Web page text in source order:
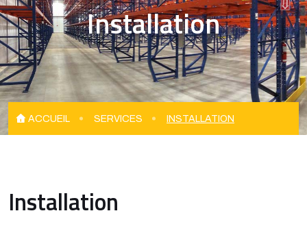
Installation
ACCUEIL SERVICES INSTALLATION
Installation